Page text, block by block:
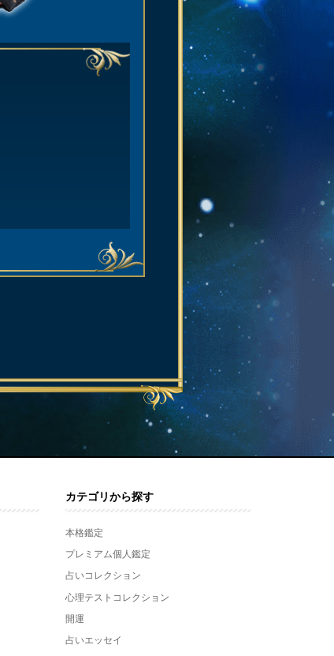
カテゴリから探す
本格鑑定
プレミアム個人鑑定
占いコレクション
心理テストコレクション
開運
占いエッセイ